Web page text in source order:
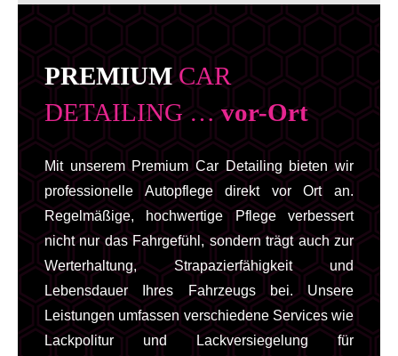
PREMIUM CAR
DETAILING … vor-Ort
Mit unserem Premium Car Detailing bieten wir
professionelle Autopflege direkt vor Ort an.
Regelmäßige, hochwertige Pflege verbessert
nicht nur das Fahrgefühl, sondern trägt auch zur
Werterhaltung, Strapazierfähigkeit und
Lebensdauer Ihres Fahrzeugs bei. Unsere
Leistungen umfassen verschiedene Services wie
Lackpolitur und Lackversiegelung für